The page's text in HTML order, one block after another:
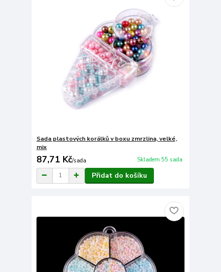
Sada plastových korálků v boxu zmrzlina, velké,
mix
87,71 Kč/sada Skladem 55 sada
Přidat do košíku